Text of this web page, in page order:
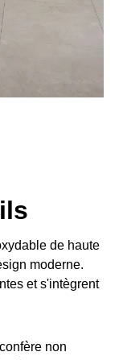
de haute
moderne.
et s'intègrent
non